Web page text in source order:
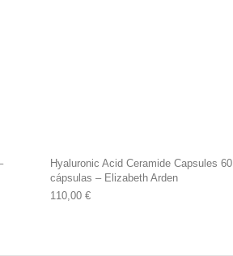
Hyaluronic Acid Ceramide Capsules 60
cápsulas – Elizabeth Arden
110,00 €